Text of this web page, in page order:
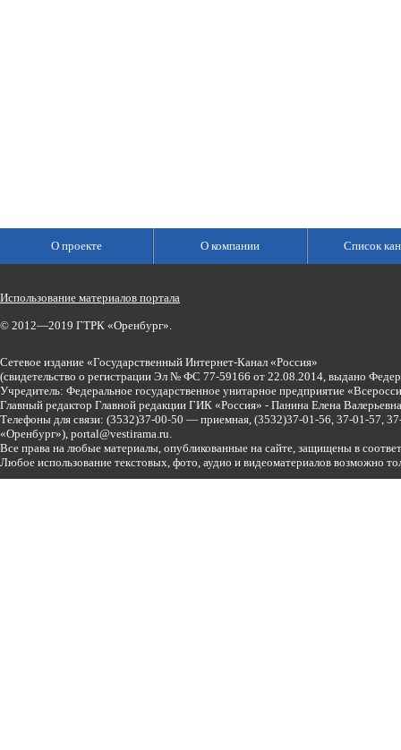
О проекте О компании Список
Использование материалов портала
© 2012—2019 ГТРК «Оренбург».
Сетевое издание «Государственный Интернет-Канал «Россия»
(свидетельство о регистрации Эл № ФС 77-59166 от 22.08.2014, выдано
Учредитель: Федеральное государственное унитарное предприятие
Главный редактор Главной редакции ГИК «Россия» - Панина Елена
Телефоны для связи: (3532)37-00-50 — приемная, (3532)37-01-56, 37-01-57,
«Оренбург»), portal@vestirama.ru.
Все права на любые материалы, опубликованные на сайте, защищены в
Любое использование текстовых, фото, аудио и видеоматериалов возможно